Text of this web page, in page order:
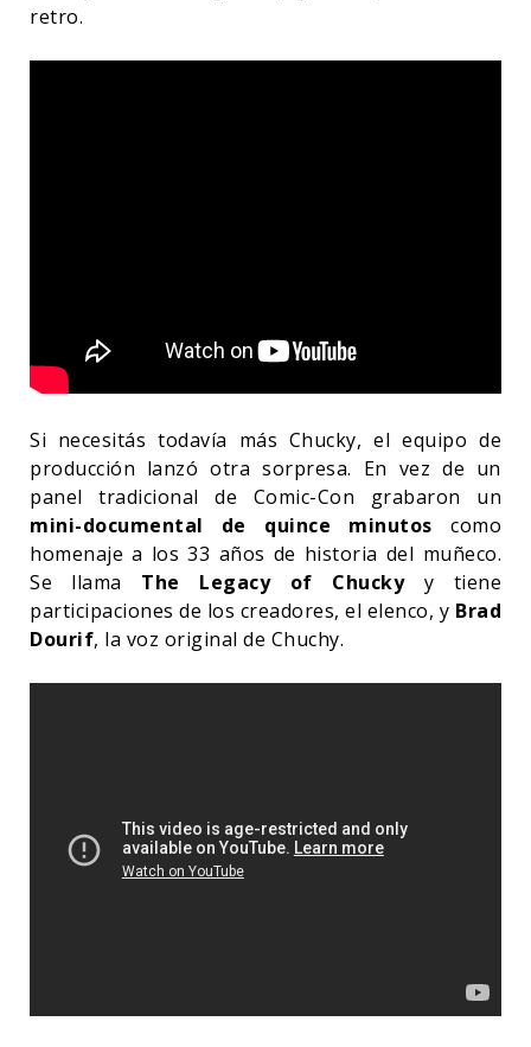
retro.
Si necesitás todavía más Chucky, el equipo de
producción lanzó otra sorpresa. En vez de un
panel tradicional de Comic-Con grabaron un
mini-documental de quince minutos como
homenaje a los 33 años de historia del muñeco.
Se llama The Legacy of Chuckyy tiene
participaciones de los creadores, el elenco, y Brad
Dourif, la voz original de Chuchy.